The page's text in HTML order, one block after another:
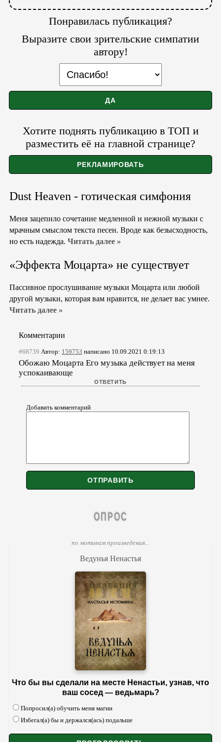
Понравилась публикация?
Выразите свои зрительские симпатии
автору!
Хотите поднять публикацию в ТОП и
разместить её на главной странице?
Dust Heaven - готическая симфония
Меня зацепило сочетание медленной и нежной музыки с
мрачным смыслом текста песен. Вроде как безысходность,
но есть надежда. Читать далее »
«Эффекта Моцарта» не существует
Пассивное прослушивание музыки Моцарта или любой
другой музыки, которая вам нравится, не делает вас умнее.
Читать далее »
Комментарии
#68739 Автор: 159753 написано 10.09.2021 0:19:13
Обожаю Моцарта Его музыка действует на меня
успокаивающе
Добавить комментарий
ОПРОС
по мотивам произведения...
Ведунья Ненастья
Что бы вы сделали на месте Ненастьи, узнав, что
ваш сосед — ведьмарь?
Попросил(а) обучить меня магии
Избегал(а) бы и держался(ась) подальше